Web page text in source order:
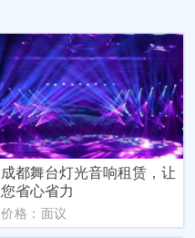
成都舞台灯光音响租赁，让
您省心省力
价格：面议